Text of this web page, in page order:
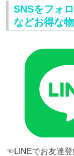
SNSをフォ
などお得な
☜LINEでお友達登